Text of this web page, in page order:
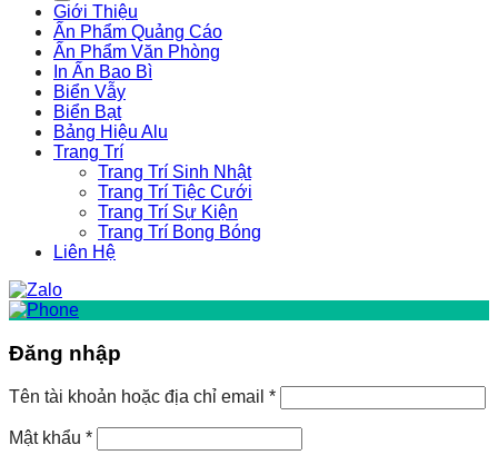
Giới Thiệu
Ấn Phẩm Quảng Cáo
Ấn Phẩm Văn Phòng
In Ấn Bao Bì
Biển Vẫy
Biển Bạt
Bảng Hiệu Alu
Trang Trí
Trang Trí Sinh Nhật
Trang Trí Tiệc Cưới
Trang Trí Sự Kiện
Trang Trí Bong Bóng
Liên Hệ
Đăng nhập
Tên tài khoản hoặc địa chỉ email *
Mật khẩu *